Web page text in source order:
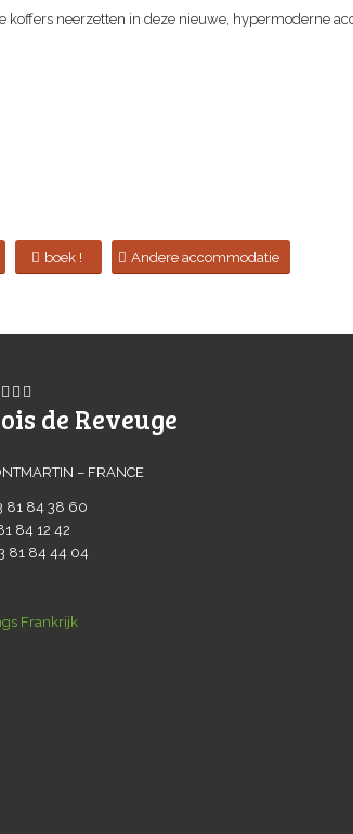
neerzetten in deze nieuwe, hypermoderne
boek ! Andere accommodatie
de Reveuge
– FRANCE
81 84 38 60
84 12 42
81 84 44 04